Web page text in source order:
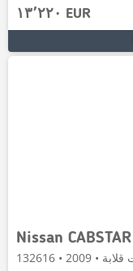
١٣٬٢٢٠ EUR